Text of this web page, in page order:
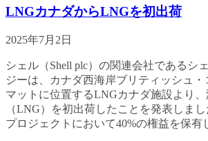
LNGカナダからLNGを初出荷
2025年7月2日
シェル（Shell plc）の関連会社であるシ
ジーは、カナダ西海岸ブリティッシュ・
マットに位置するLNGカナダ施設より、
（LNG）を初出荷したことを発表しま
プロジェクトにおいて40%の権益を保有